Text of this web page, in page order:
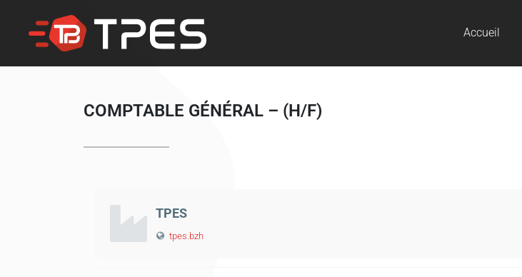
Accueil
COMPTABLE GÉNÉRAL – (H/F)
TPES
tpes.bzh